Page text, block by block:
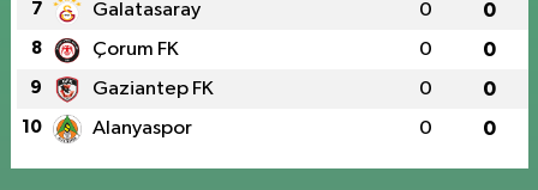
7 Galatasaray 0 0
8 Çorum FK 0 0
9 Gaziantep FK 0 0
10 Alanyaspor 0 0